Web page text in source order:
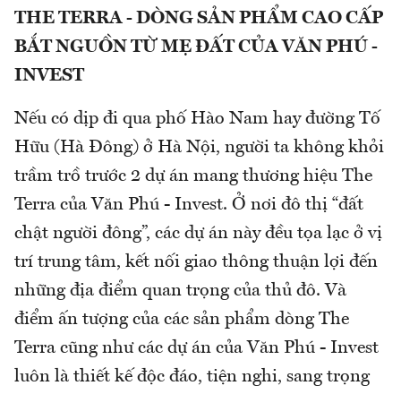
THE TERRA - DÒNG SẢN PHẨM CAO CẤP
BẮT NGUỒN TỪ MẸ ĐẤT CỦA VĂN PHÚ -
INVEST
Nếu có dịp đi qua phố Hào Nam hay đường Tố
Hữu (Hà Đông) ở Hà Nội, người ta không khỏi
trầm trồ trước 2 dự án mang thương hiệu The
Terra của Văn Phú - Invest. Ở nơi đô thị “đất
chật người đông”, các dự án này đều tọa lạc ở vị
trí trung tâm, kết nối giao thông thuận lợi đến
những địa điểm quan trọng của thủ đô. Và
điểm ấn tượng của các sản phẩm dòng The
Terra cũng như các dự án của Văn Phú - Invest
luôn là thiết kế độc đáo, tiện nghi, sang trọng